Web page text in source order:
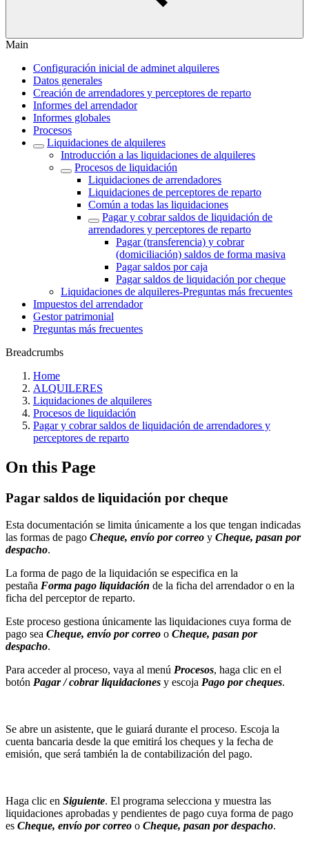
Main
Configuración inicial de adminet alquileres
Datos generales
Creación de arrendadores y perceptores de reparto
Informes del arrendador
Informes globales
Procesos
Liquidaciones de alquileres
Introducción a las liquidaciones de alquileres
Procesos de liquidación
Liquidaciones de arrendadores
Liquidaciones de perceptores de reparto
Común a todas las liquidaciones
Pagar y cobrar saldos de liquidación de
arrendadores y perceptores de reparto
Pagar (transferencia) y cobrar
(domiciliación) saldos de forma masiva
Pagar saldos por caja
Pagar saldos de liquidación por cheque
Liquidaciones de alquileres-Preguntas más frecuentes
Impuestos del arrendador
Gestor patrimonial
Preguntas más frecuentes
Breadcrumbs
Home
ALQUILERES
Liquidaciones de alquileres
Procesos de liquidación
Pagar y cobrar saldos de liquidación de arrendadores y
perceptores de reparto
On this Page
Pagar saldos de liquidación por cheque
Esta documentación se limita únicamente a los que tengan indicadas
las formas de pago Cheque, envío por correo y Cheque, pasan por
despacho.
La forma de pago de la liquidación se especifica en la
pestaña Forma pago liquidación de la ficha del arrendador o en la
ficha del perceptor de reparto.
Este proceso gestiona únicamente las liquidaciones cuya forma de
pago sea Cheque, envío por correo o Cheque, pasan por
despacho.
Para acceder al proceso, vaya al menú Procesos, haga clic en el
botón Pagar / cobrar liquidaciones y escoja Pago por cheques.
Se abre un asistente, que le guiará durante el proceso. Escoja la
cuenta bancaria desde la que emitirá los cheques y la fecha de
emisión, que será también la de contabilización del pago.
Haga clic en Siguiente. El programa selecciona y muestra las
liquidaciones aprobadas y pendientes de pago cuya forma de pago
es Cheque, envío por correo o Cheque, pasan por despacho.